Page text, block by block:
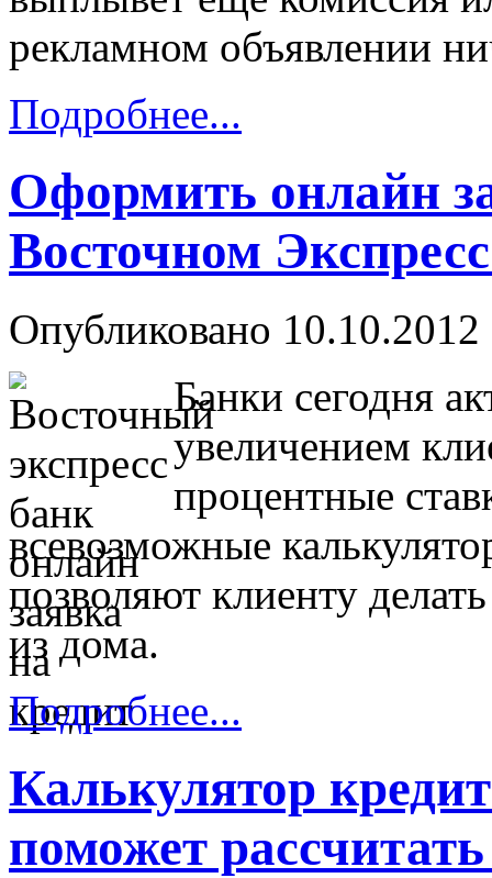
рекламном объявлении
Подробнее...
Оформить онлайн
Восточном
Опубликовано
Банки сегодня
увеличением
процентные
всевозможные
позволяют клиенту
из дома.
Подробнее...
Калькулятор
поможет